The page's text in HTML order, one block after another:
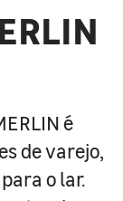
é
de varejo,
o lar.